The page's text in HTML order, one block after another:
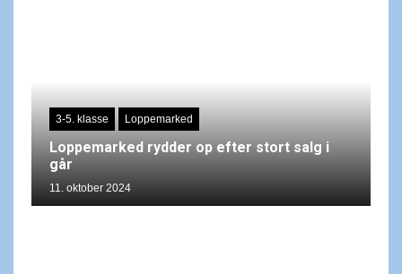
3-5. klasse Loppemarked
Loppemarked rydder op efter stort salg i
går
11. oktober 2024